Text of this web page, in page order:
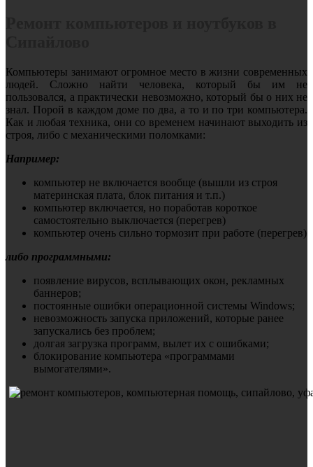
Компьютеры занимают огромное место в жизни современных
людей. Сложно найти человека, который бы им не
пользовался, а практически невозможно, который бы о них не
знал. Порой в каждом доме по два, а то и по три компьютера.
Как и любая техника, они со временем начинают выходить из
строя, либо с механическими поломками:
Например:
компьютер не включается вообще (вышли из строя
материнская плата, блок питания и т.п.)
компьютер включается, но поработав короткое
самостоятельно выключается (перегрев)
компьютер очень сильно тормозит при работе (перегрев)
либо программными:
появление вирусов, всплывающих окон, рекламных
баннеров;
постоянные ошибки операционной системы Windows;
невозможность запуска приложений, которые ранее
запускались без проблем;
долгая загрузка программ, вылет их с ошибками;
блокирование компьютера «программами
вымогателями».